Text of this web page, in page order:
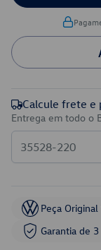
Calcule frete e
Entrega em todo o
Peça
Garantia de